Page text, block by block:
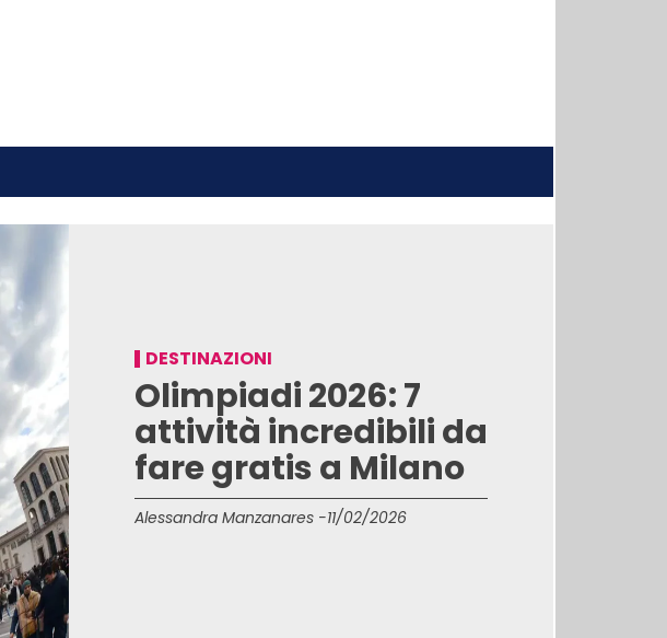
DESTINAZIONI
Olimpiadi 2026: 7
attività incredibili da
fare gratis a Milano
Alessandra Manzanares -11/02/2026